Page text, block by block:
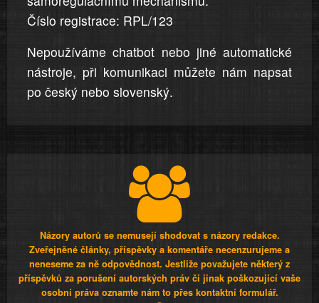
Číslo registrace: RPL/123
Nepoužíváme chatbot nebo jiné automatické
nástroje, při komunikaci můžete nám napsat
po český nebo slovenský.
Názory autorů se nemusejí shodovat s názory redakce.
Zveřejněné články, příspěvky a komentáře necenzurujeme a
neneseme za ně odpovědnost. Jestliže považujete některý z
příspěvků za porušení autorských práv či jinak poškozující vaše
osobní práva oznamte nám to přes kontaktní formulář.